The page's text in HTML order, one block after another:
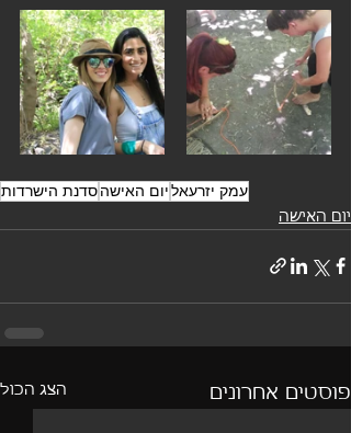
עמק יזרעאליום האישהסדנת הישרדות
יום האישה
פוסטים אחרונים הצג הכול